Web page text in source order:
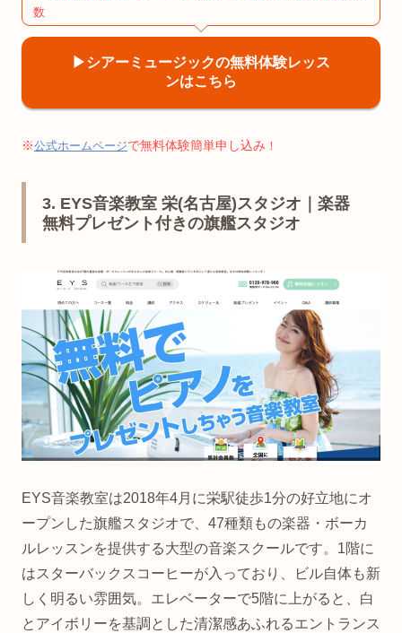
数
▶︎シアーミュージックの無料体験レッス
ンはこちら
※公式ホームページで無料体験簡単申し込み ！
3. EYS音楽教室 栄(名古屋)スタジオ｜楽器
無料プレゼント付きの旗艦スタジオ
EYS音楽教室は2018年4月に栄駅徒歩1分の好立地にオ
ープンした旗艦スタジオで、47種類もの楽器・ボーカ
ルレッスンを提供する大型の音楽スクールです。1階に
はスターバックスコーヒーが入っており、ビル自体も新
しく明るい雰囲気。エレベーターで5階に上がると、白
とアイボリーを基調とした清潔感あふれるエントランス